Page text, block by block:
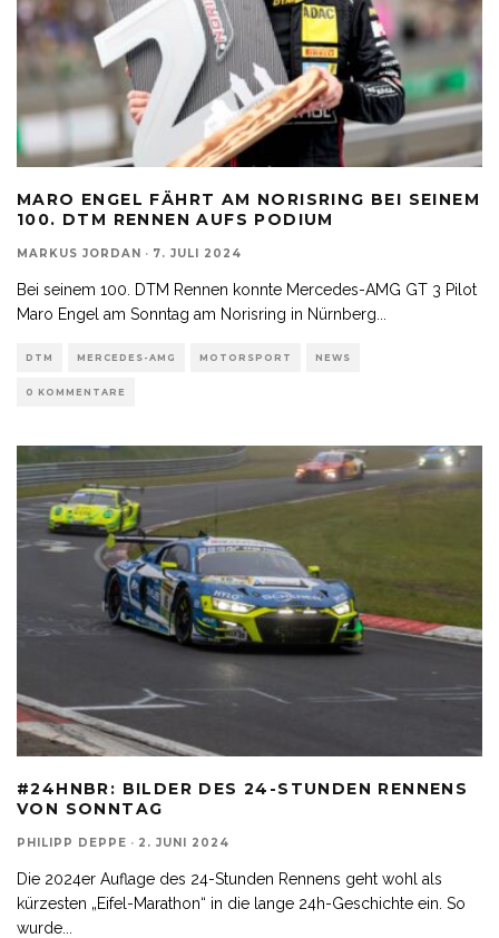
MARO ENGEL FÄHRT AM NORISRING BEI SEINEM
100. DTM RENNEN AUFS PODIUM
MARKUS JORDAN · 7. JULI 2024
Bei seinem 100. DTM Rennen konnte Mercedes-AMG GT 3 Pilot
Maro Engel am Sonntag am Norisring in Nürnberg...
DTM MERCEDES-AMG MOTORSPORT NEWS
0 KOMMENTARE
#24HNBR: BILDER DES 24-STUNDEN RENNENS
VON SONNTAG
PHILIPP DEPPE · 2. JUNI 2024
Die 2024er Auflage des 24-Stunden Rennens geht wohl als
kürzesten „Eifel-Marathon“ in die lange 24h-Geschichte ein. So
wurde